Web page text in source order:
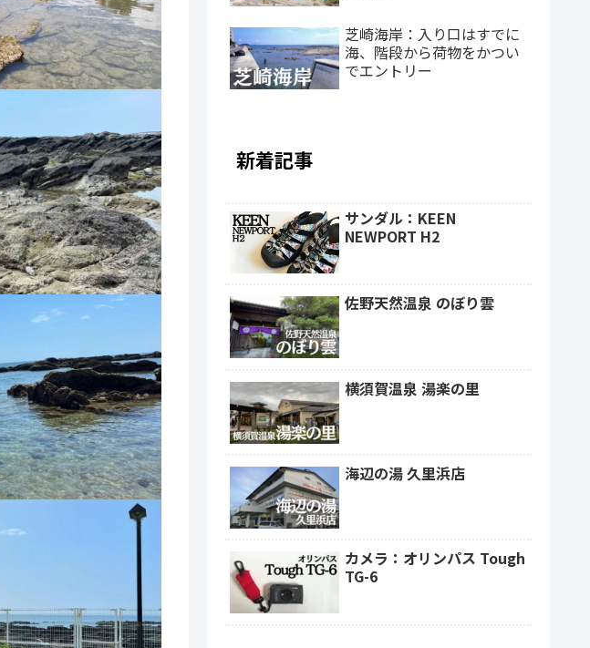
芝崎海岸：入り口はすでに
海、階段から荷物をかつい
でエントリー
新着記事
サンダル：KEEN
NEWPORT H2
佐野天然温泉 のぼり雲
横須賀温泉 湯楽の里
海辺の湯 久里浜店
カメラ：オリンパス Tough
TG-6